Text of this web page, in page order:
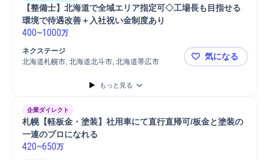
【整備士】北海道で全域エリア指定可◇工場長も目指せる
環境で待遇改善＋入社祝い金制度あり
400~1000万
ネクステージ
北海道札幌市, 北海道北斗市, 北海道帯広市
【整備士】
気になる
もっと見る
企業ダイレクト
札幌【軽板金・塗装】社用車にて直行直帰可/板金と塗装の
一連のプロになれる
420~650万